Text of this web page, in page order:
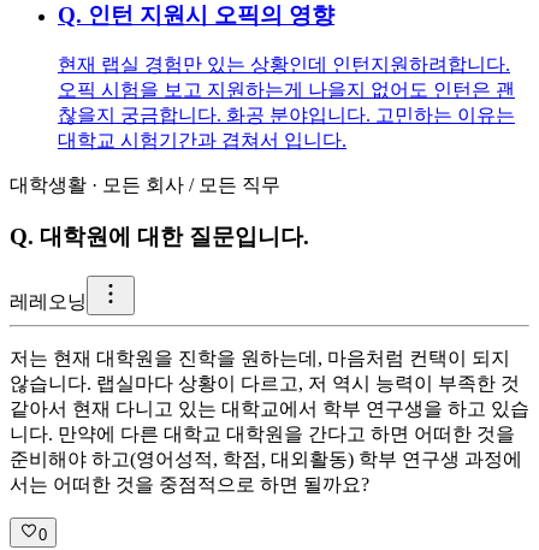
Q. 인턴 지원시 오픽의 영향
현재 랩실 경험만 있는 상황인데 인턴지원하려합니다.
오픽 시험을 보고 지원하는게 나을지 없어도 인턴은 괜
찮을지 궁금합니다. 화공 분야입니다. 고민하는 이유는
대학교 시험기간과 겹쳐서 입니다.
대학생활 · 모든 회사 / 모든 직무
Q. 대학원에 대한 질문입니다.
레 레오닝
저는 현재 대학원을 진학을 원하는데, 마음처럼 컨택이 되지
않습니다. 랩실마다 상황이 다르고, 저 역시 능력이 부족한 것
같아서 현재 다니고 있는 대학교에서 학부 연구생을 하고 있습
니다. 만약에 다른 대학교 대학원을 간다고 하면 어떠한 것을
준비해야 하고(영어성적, 학점, 대외활동) 학부 연구생 과정에
서는 어떠한 것을 중점적으로 하면 될까요?
0